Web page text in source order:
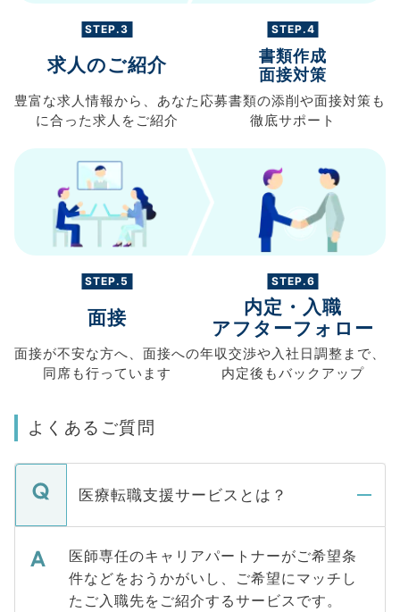
STEP.3
求人のご紹介
豊富な求人情報から、 あなた
に合った求人を ご紹介
STEP.4
書類作成
面接対策
応募書類の添削や面接対策も
徹底サポート
STEP.5
面接
面接が不安な方へ、 面接への
同席も行っています
STEP.6
内定・入職
アフターフォロー
年収交渉や入社日調整まで、
内定後もバックアップ
よくあるご質問
医療転職支援サービスとは？
医師専任のキャリアパートナーがご希望条
件などをおうかがいし、ご希望にマッチし
たご入職先をご紹介するサービスです。